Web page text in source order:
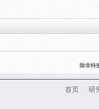
除非特
首页 研